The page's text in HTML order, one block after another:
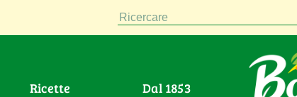
Ricercare
Ricette Dal 1853